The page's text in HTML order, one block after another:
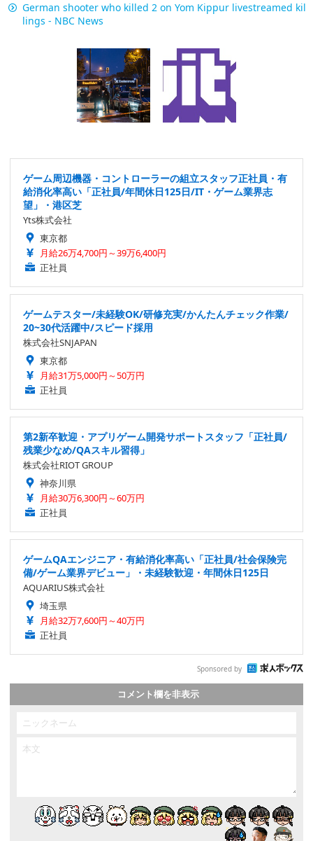
German shooter who killed 2 on Yom Kippur livestreamed kil
lings - NBC News
ゲーム周辺機器・コントローラーの組立スタッフ正社員・有
給消化率高い「正社員/年間休日125日/IT・ゲーム業界志
望」・港区芝
Yts株式会社
東京都
月給26万4,700円～39万6,400円
正社員
ゲームテスター/未経験OK/研修充実/かんたんチェック作業/
20~30代活躍中/スピード採用
株式会社SNJAPAN
東京都
月給31万5,000円～50万円
正社員
第2新卒歓迎・アプリゲーム開発サポートスタッフ「正社員/
残業少なめ/QAスキル習得」
株式会社RIOT GROUP
神奈川県
月給30万6,300円～60万円
正社員
ゲームQAエンジニア・有給消化率高い「正社員/社会保険完
備/ゲーム業界デビュー」・未経験歓迎・年間休日125日
AQUARIUS株式会社
埼玉県
月給32万7,600円～40万円
正社員
Sponsored by
コメント欄を非表示